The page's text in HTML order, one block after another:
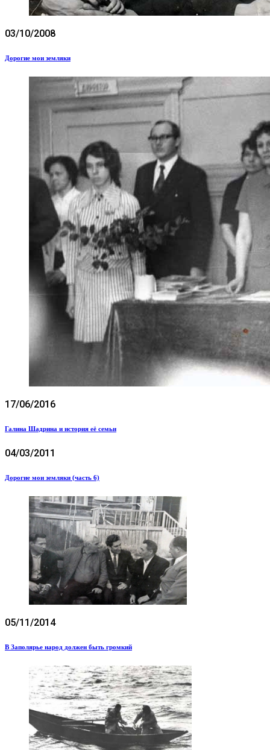
03/10/2008
Дорогие мои земляки
17/06/2016
Галина Шадрина и история её семьи
04/03/2011
Дорогие мои земляки (часть 6)
05/11/2014
В Заполярье народ должен быть громкий